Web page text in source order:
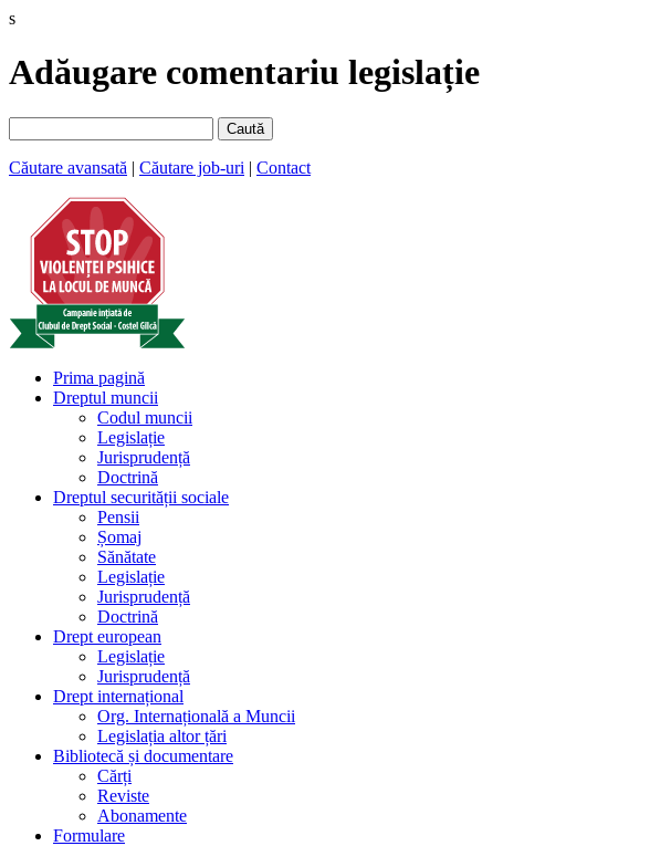
s
Adăugare comentariu legislație
Caută
Căutare avansată | Căutare job-uri | Contact
Prima pagină
Dreptul muncii
Codul muncii
Legislație
Jurisprudență
Doctrină
Dreptul securității sociale
Pensii
Șomaj
Sănătate
Legislație
Jurisprudență
Doctrină
Drept european
Legislație
Jurisprudență
Drept internațional
Org. Internațională a Muncii
Legislația altor țări
Bibliotecă și documentare
Cărți
Reviste
Abonamente
Formulare